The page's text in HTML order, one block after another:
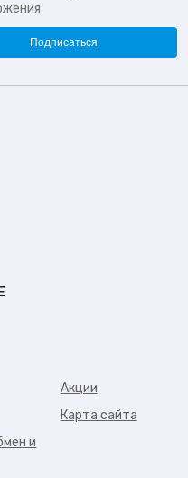
Подписаться
и
Акции
Карта сайта